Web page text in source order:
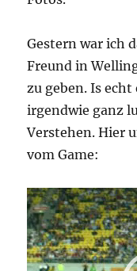
Gestern war ich
Freund in
zu geben. Is
irgendwie ganz
Verstehen. Hier
vom Game:
Video-
Player